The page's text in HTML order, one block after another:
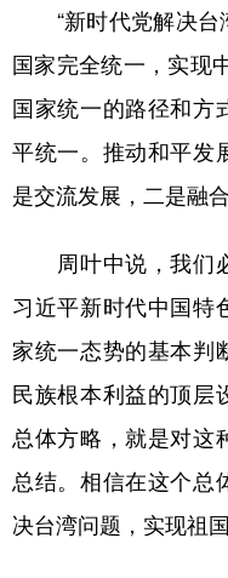
“新时代党解决台
国家完全统一，实现
国家统一的路径和方
平统一。推动和平发
是交流发展，二是融合
周叶中说，我们
习近平新时代中国特
家统一态势的基本判
民族根本利益的顶层
总体方略，就是对这
总结。相信在这个总
决台湾问题，实现祖